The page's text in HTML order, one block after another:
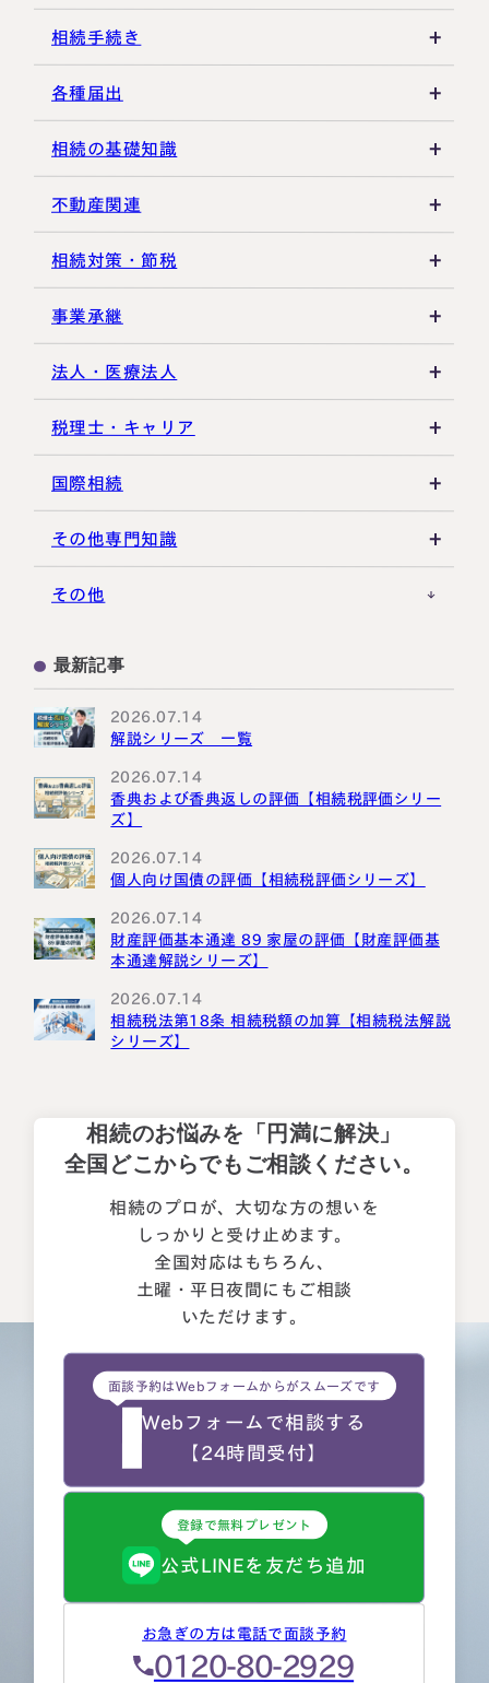
各種控除・特例
贈与の特例制度
生前贈与
その他贈与関連
譲渡所得
その他所得税
相続手続き
遺言書
遺留分
遺産分割
相続登記・名義変更
相続放棄・限定承認
相続手続き全般
各種届出
税金の納付
死亡届・届出関連
延納・物納
相続の基礎知識
法定相続人・法定相続分
相続財産
特別縁故者
特別受益・寄与分
不動産関連
建物・マンション評価
土地の評価
借地権・貸家
その他不動産
相続対策・節税
養子縁組・家族信託
生命保険活用
小規模企業共済
不動産活用
その他の相続対策
事業承継
非上場株式評価
自己株式・株式取得
種類株式・名義株
役員関連
事業承継税制
法人・医療法人
社団法人
合同会社・持分会社
医療法人
税理士・キャリア
税理士選び・相談
税理士試験
税理士キャリア
国際相続
米国関連
海外不動産
国外転出時課税
その他専門知識
事例紹介
その他
最新記事
2026.07.14
解説シリーズ 一覧
2026.07.14
香典および香典返しの評価【相続税評価シリー
ズ】
2026.07.14
個人向け国債の評価【相続税評価シリーズ】
2026.07.14
財産評価基本通達 89 家屋の評価【財産評価基
本通達解説シリーズ】
2026.07.14
相続税法第18条 相続税額の加算【相続税法解説
シリーズ】
相続のお悩みを「円満に解決」
全国どこからでもご相談ください。
相続のプロが、大切な方の想いを
しっかりと受け止めます。
全国対応はもちろん、
土曜・平日夜間にもご相談
いただけます。
面談予約はWebフォームからがスムーズです
Webフォームで相談する
【24時間受付】
登録で無料プレゼント
公式LINEを友だち追加
お急ぎの方は電話で面談予約
0120-80-2929